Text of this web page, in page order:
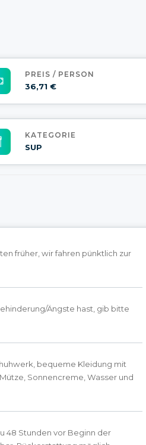
PREIS / PERSON
36,71 €
KATEGORIE
SUP
früher, wir fahren pünktlich zur
Ängste hast, gib bitte
bequeme Kleidung mit
Sonnencreme, Wasser und
48 Stunden vor Beginn der